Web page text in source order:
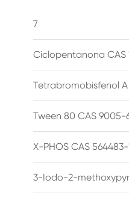
7
Ciclopentanona CAS
Tetrabromobisfenol
Tween 80 CAS 9005-
X-PHOS CAS
3-Iodo-2-